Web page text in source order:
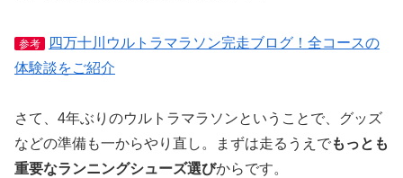
参考
四万十川ウルトラマラソン完走ブログ！全コースの
体験談をご紹介
さて、4年ぶりのウルトラマラソンということで、グッズ
などの準備も一からやり直し。まずは走るうえでもっとも
重要なランニングシューズ選びからです。